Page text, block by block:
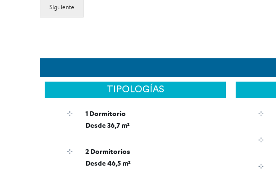
Siguiente
TIPOLOGÍAS
1 Dormitorio
Desde 36,7 m²
2 Dormitorios
Desde 46,5 m²